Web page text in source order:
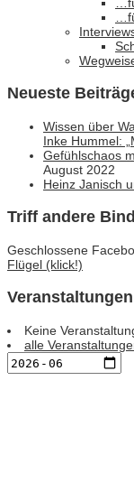
Neueste
Wissen über
Inke Hummel:
Gefühlschaos
August 2022
Heinz Janisch
Triff andere
Geschlossene
Flügel (klick!)
Veranstaltungen
Keine
alle